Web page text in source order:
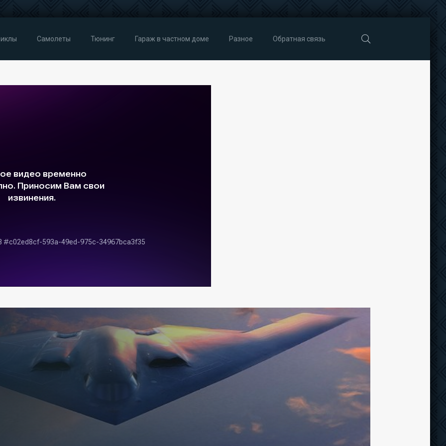
Самолеты Тюнинг Гараж в частном доме Разное Обратная связь